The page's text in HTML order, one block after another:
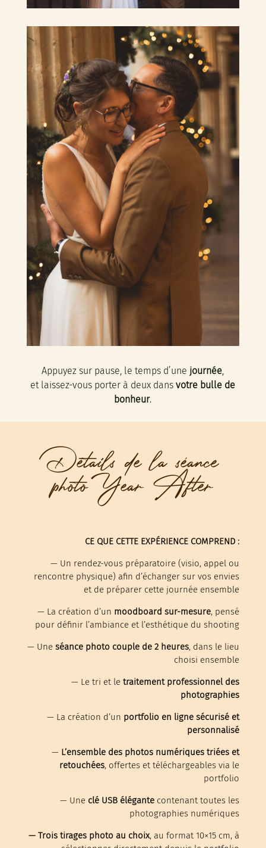
Appuyez sur pause, le temps d’une journée,
et laissez-vous porter à deux dans votre bulle de
bonheur.
Détails de la séance
photo Year After
CE QUE CETTE EXPÉRIENCE COMPREND :
— Un rendez-vous préparatoire (visio, appel ou
rencontre physique) afin d’échanger sur vos envies
et de préparer cette journée ensemble
— La création d’un moodboard sur-mesure, pensé
pour définir l’ambiance et l’esthétique du shooting
— Uneséance photo couple de 2 heures, dans le lieu
choisi ensemble
— Le tri et letraitement professionnel des
photographies
— La création d’un portfolio en ligne sécurisé et
personnalisé
— L’ensemble des photos numériques triées et
retouchées, offertes et téléchargeables via le
portfolio
— Une clé USB élégante contenant toutes les
photographies numériques
—Trois tirages photo au choix, au format 10×15 cm, à